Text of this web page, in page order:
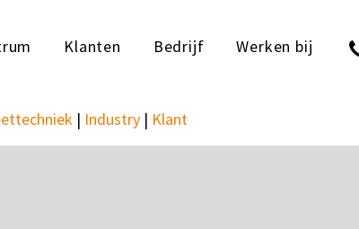
Klanten Bedrijf Werken bij
| Industry| Klant